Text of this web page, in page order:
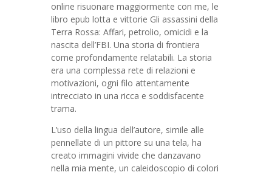
online risuonare maggiormente con me, le
libro epub lotta e vittorie Gli assassini della
Terra Rossa: Affari, petrolio, omicidi e la
nascita dell’FBI. Una storia di frontiera
come profondamente relatabili. La storia
era una complessa rete di relazioni e
motivazioni, ogni filo attentamente
intrecciato in una ricca e soddisfacente
trama.
L’uso della lingua dell’autore, simile alle
pennellate di un pittore su una tela, ha
creato immagini vivide che danzavano
nella mia mente, un caleidoscopio di colori